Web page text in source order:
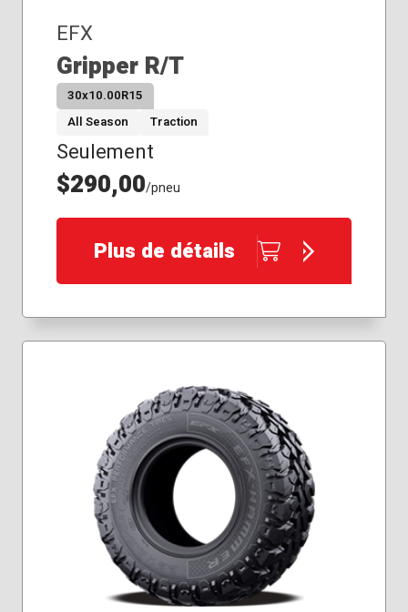
EFX
Gripper R/T
30x10.00R15
All Season
Traction
Seulement
$290,00/pneu
Plus de détails